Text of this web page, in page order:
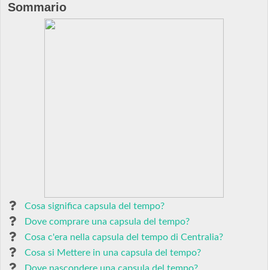
Sommario
Cosa significa capsula del tempo?
Dove comprare una capsula del tempo?
Cosa c'era nella capsula del tempo di Centralia?
Cosa si Mettere in una capsula del tempo?